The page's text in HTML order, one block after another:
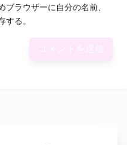
ラウザーに自分の名前、
する。